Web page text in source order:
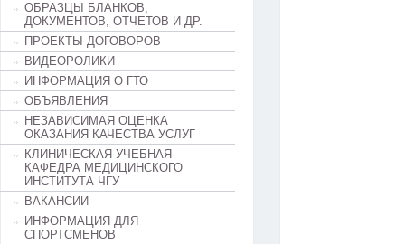
ОБРАЗЦЫ БЛАНКОВ,
ДОКУМЕНТОВ, ОТЧЕТОВ И ДР.
ПРОЕКТЫ ДОГОВОРОВ
ВИДЕОРОЛИКИ
ИНФОРМАЦИЯ О ГТО
ОБЪЯВЛЕНИЯ
НЕЗАВИСИМАЯ ОЦЕНКА
ОКАЗАНИЯ КАЧЕСТВА УСЛУГ
КЛИНИЧЕСКАЯ УЧЕБНАЯ
КАФЕДРА МЕДИЦИНСКОГО
ИНСТИТУТА ЧГУ
ВАКАНСИИ
ИНФОРМАЦИЯ ДЛЯ
СПОРТСМЕНОВ